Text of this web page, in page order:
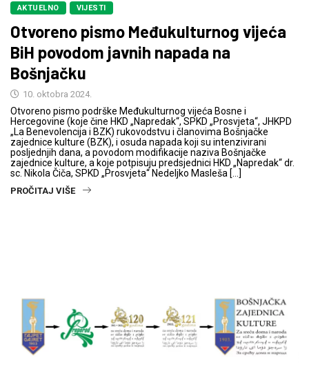
AKTUELNO VIJESTI
Otvoreno pismo Međukulturnog vijeća
BiH povodom javnih napada na
Bošnjačku
10. oktobra 2024.
Otvoreno pismo podrške Međukulturnog vijeća Bosne i
Hercegovine (koje čine HKD „Napredak“, SPKD „Prosvjeta“, JHKPD
„La Benevolencija i BZK) rukovodstvu i članovima Bošnjačke
zajednice kulture (BZK), i osuda napada koji su intenzivirani
posljednjih dana, a povodom modifikacije naziva Bošnjačke
zajednice kulture, a koje potpisuju predsjednici HKD „Napredak“ dr.
sc. Nikola Čiča, SPKD „Prosvjeta“ Nedeljko Masleša […]
PROČITAJ VIŠE